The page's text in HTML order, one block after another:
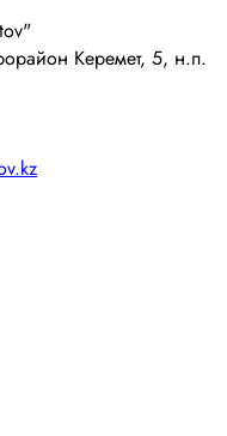
Керемет, 5, н.п.